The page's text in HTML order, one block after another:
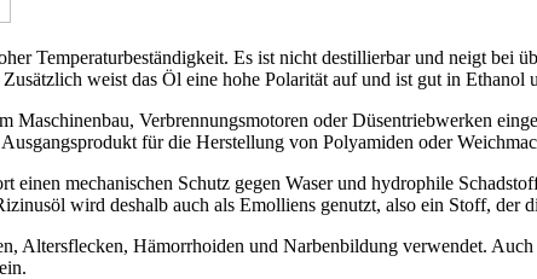
Temperaturbeständigkeit. Es ist nicht destillierbar und neigt bei
weist das Öl eine hohe Polarität auf und ist gut in Ethanol
Verbrennungsmotoren oder Düsentriebwerken
für die Herstellung von Polyamiden oder
mechanischen Schutz gegen Waser und hydrophile
wird deshalb auch als Emolliens genutzt, also ein Stoff, der
Altersflecken, Hämorrhoiden und Narbenbildung verwendet.